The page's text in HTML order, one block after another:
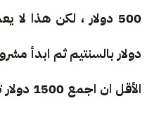
دولار بالسنتيم ثم ابدأ
الأقل